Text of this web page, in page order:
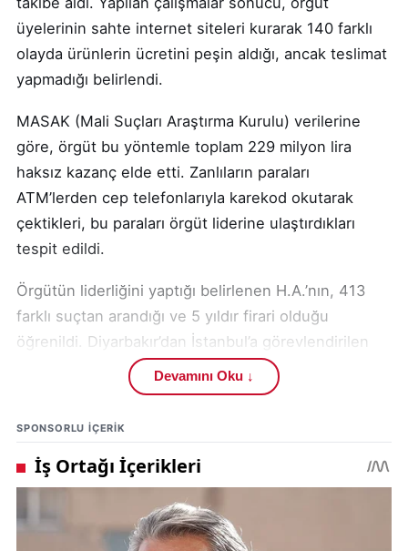
üyelerinin sahte internet siteleri kurarak 140 farklı
olayda ürünlerin ücretini peşin aldığı, ancak teslimat
yapmadığı belirlendi.
MASAK (Mali Suçları Araştırma Kurulu) verilerine
göre, örgüt bu yöntemle toplam 229 milyon lira
haksız kazanç elde etti. Zanlıların paraları
ATM’lerden cep telefonlarıyla karekod okutarak
çektikleri, bu paraları örgüt liderine ulaştırdıkları
tespit edildi.
Örgütün liderliğini yaptığı belirlenen H.A.’nın, 413
farklı suçtan arandığı ve 5 yıldır firari olduğu
öğrenildi. Diyarbakır’dan İstanbul’a görevlendirilen
özel ekip, bir haftalık çalışma sonucunda H.A.’yı
Diyarbakır merkezli 6 ilde eş zamanlı olarak
gerçekleştirilen “Karekod” operasyonunda 17
şüpheli daha gözaltına alındı. Emniyetteki
işlemlerinin ardından adliyeye sevk edilen H.A. ve 17
zanlı, çıkarıldıkları nöbetçi sulh ceza hâkimliğince
Devamını Oku ↓
SPONSORLU IÇERIK